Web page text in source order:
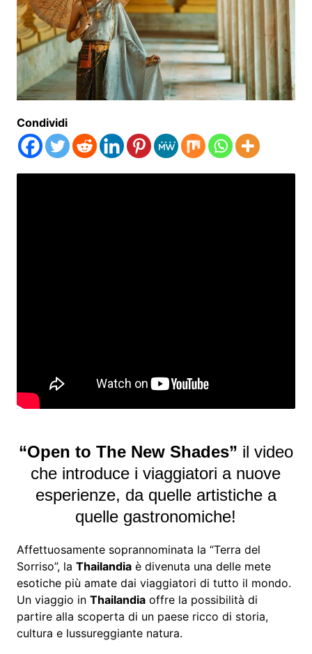
Condividi
“Open to The New Shades” il video
che introduce i viaggiatori a nuove
esperienze, da quelle artistiche a
quelle gastronomiche!
Affettuosamente soprannominata la “Terra del
Sorriso”, la Thailandiaè divenuta una delle mete
esotiche più amate dai viaggiatori di tutto il mondo.
Un viaggio in Thailandiaoffre la possibilità di
partire alla scoperta di un paese ricco di storia,
cultura e lussureggiante natura.